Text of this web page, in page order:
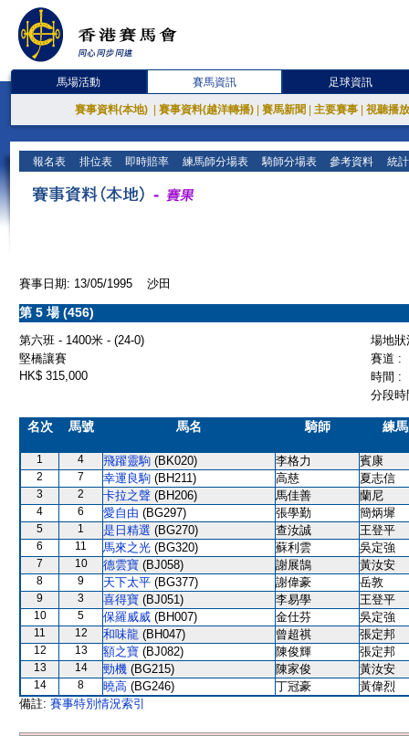
馬場活動 賽馬資訊 足球資訊
賽事資料(本地) 賽事資料(越洋轉播) 賽馬新聞 主要賽事 視聽播
報名表 排位表 即時賠率 練馬師分場表 騎師分場表 參考資料 統
賽事日期: 13/05/1995 沙田
第 5 場 (456)
第六班 - 1400米 - (24-0)
場地
堅橋讓賽
賽道 :
HK$ 315,000
時間 :
分段
名次 馬號 馬名 騎師 練
1 4 飛躍靈駒 (BK020) 李格力 賓康
2 7 幸運良駒 (BH211) 高慈 夏志信
3 2 卡拉之聲 (BH206) 馬佳善 蘭尼
4 6 愛自由 (BG297) 張學勤 簡炳墀
5 1 是日精選 (BG270) 查汝誠 王登平
6 11 馬來之光 (BG320) 蘇利雲 吳定強
7 10 德雲寶 (BJ058) 謝展鵠 黃汝安
8 9 天下太平 (BG377) 謝偉豪 岳敦
9 3 喜得寶 (BJ051) 李易學 王登平
10 5 保羅威威 (BH007) 金仕芬 吳定強
11 12 和味龍 (BH047) 曾超祺 張定邦
12 13 額之寶 (BJ082) 陳俊輝 張定邦
13 14 勁機 (BG215) 陳家俊 黃汝安
14 8 曉高 (BG246) 丁冠豪
黃偉烈
備註: 賽事特別情況索引